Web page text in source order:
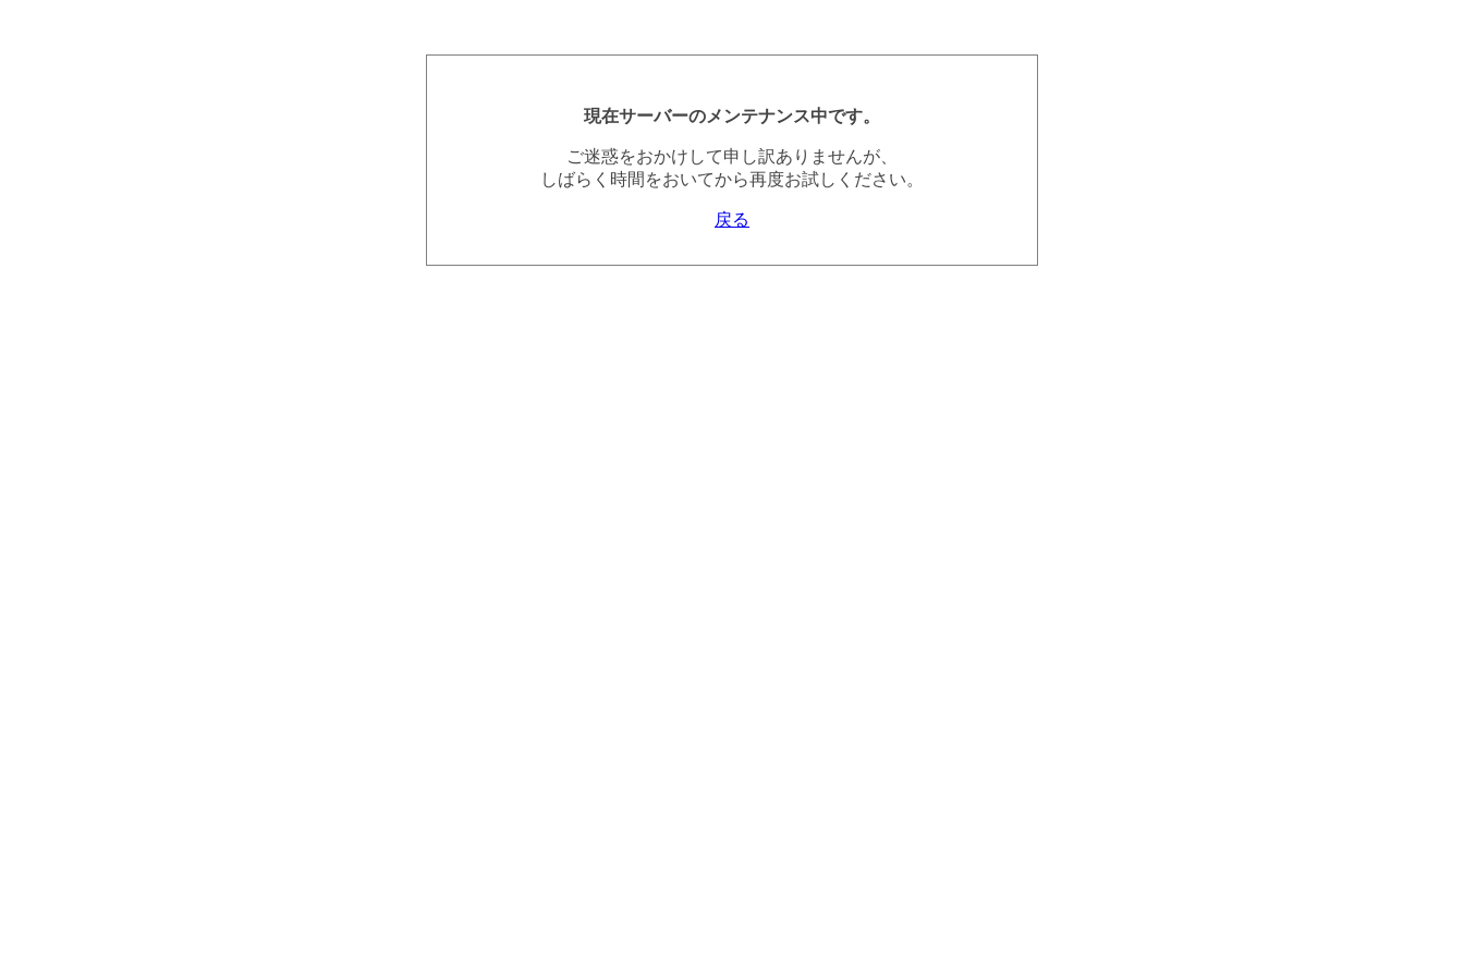
現在サーバーのメンテナンス中です。
ご迷惑をおかけして申し訳ありませんが、
しばらく時間をおいてから再度お試しください。
戻る